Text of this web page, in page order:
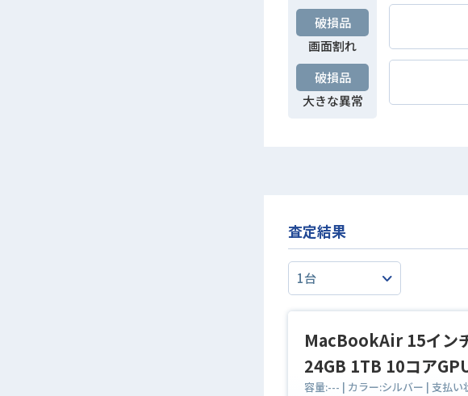
破損品
画面割れ
破損品
大きな異常
査定結果
MacBookAir 15イン
24GB 1TB 10コア
容量:--- | カラー:シルバー | 支払い